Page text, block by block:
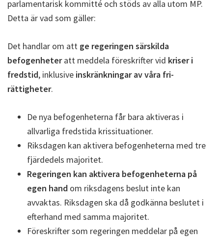
parlamentarisk kommitté och stöds av alla utom MP.
Detta är vad som gäller:
Det handlar om att ge regeringen särskilda
befogenheteratt meddela föreskrifter vid kriser i
fredstid, inklusive inskränkningar av våra fri-
rättigheter.
De nya befogenheterna får bara aktiveras i
allvarliga fredstida krissituationer.
Riksdagen kan aktivera befogenheterna med tre
fjärdedels majoritet.
Regeringen kan aktivera befogenheterna på
egen hand om riksdagens beslut inte kan
avvaktas. Riksdagen ska då godkänna beslutet i
efterhand med samma majoritet.
Föreskrifter som regeringen meddelar på egen